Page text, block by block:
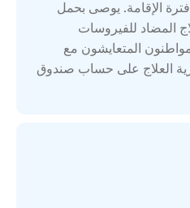
الإقامة. يوصى بحمل
المضاد للفيروسات
المتعايشون مع
العلاج على حساب صندوق